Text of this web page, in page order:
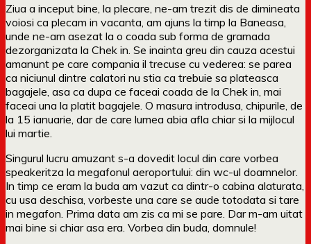
Ziua a inceput bine, la plecare, ne-am trezit dis de dimineata
voiosi ca plecam in vacanta, am ajuns la timp la Baneasa,
unde ne-am asezat la o coada sub forma de gramada
dezorganizata la Chek in. Se inainta greu din cauza acestui
amanunt pe care compania il trecuse cu vederea: se parea
ca niciunul dintre calatori nu stia ca trebuie sa plateasca
bagajele, asa ca dupa ce faceai coada de la Chek in, mai
faceai una la platit bagajele. O masura introdusa, chipurile, de
la 15 ianuarie, dar de care lumea abia afla chiar si la mijlocul
lui martie.
Singurul lucru amuzant s-a dovedit locul din care vorbea
speakeritza la megafonul aeroportului: din wc-ul doamnelor.
In timp ce eram la buda am vazut ca dintr-o cabina alaturata,
cu usa deschisa, vorbeste una care se aude totodata si tare
in megafon. Prima data am zis ca mi se pare. Dar m-am uitat
mai bine si chiar asa era. Vorbea din buda, domnule!